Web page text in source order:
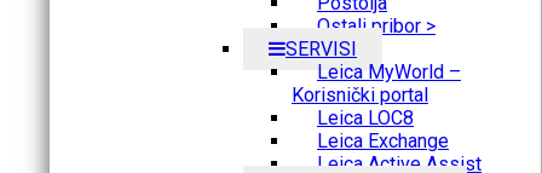
Ostali pribor >
SERVISI
Leica MyWorld –
Korisnički portal
Leica LOC8
Leica Exchange
Leica Active Assist